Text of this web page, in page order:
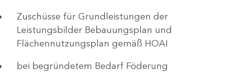
Zuschüsse für Grundleistungen der
Leistungsbilder Bebauungsplan und
Flächennutzungsplan gemäß HOAI
bei begründetem Bedarf Föderung